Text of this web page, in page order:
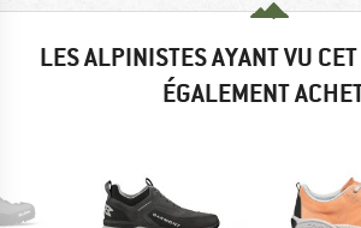
LES ALPINISTES AYANT VU
ÉGALEMENT